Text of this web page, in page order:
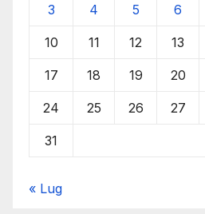
3 4 5 6
10 11 12 13
17 18 19 20
24 25 26 27
31
« Lug